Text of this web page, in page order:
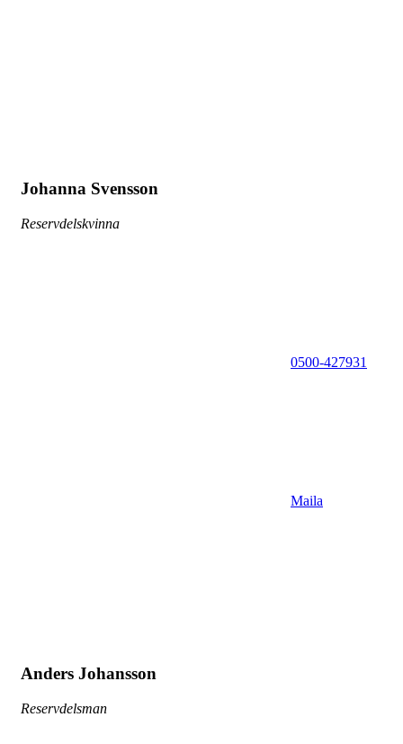
Johanna Svensson
Reservdelskvinna
0500-427931
Maila
Anders Johansson
Reservdelsman